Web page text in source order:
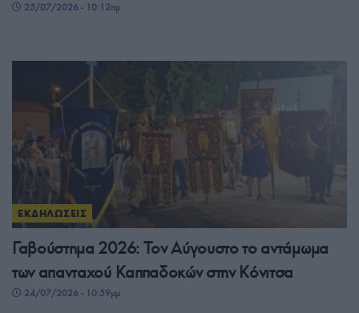
25/07/2026 - 10:12πμ
ΕΚΔΗΛΩΣΕΙΣ
Γαβούστημα 2026: Τον Αύγουστο το αντάμωμα
των απανταχού Καππαδοκών στην Κόνιτσα
24/07/2026 - 10:59μμ